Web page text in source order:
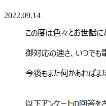
2022.09.14